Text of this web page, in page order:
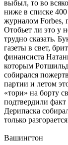
выбыл, то во
ниже в списке
журналом Forbes,
Отобьет ли это у
трудно сказать.
газеты в свет,
финансиста
которым
собирался
партии и летом
«тори» на борту
подтвердили факт
Дерипаска
только
Вашингтон